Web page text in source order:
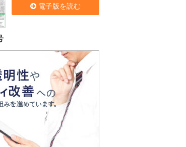
電子版を読む